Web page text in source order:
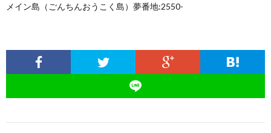
メイン島（ごんちんおうこく島）夢番地:2550-